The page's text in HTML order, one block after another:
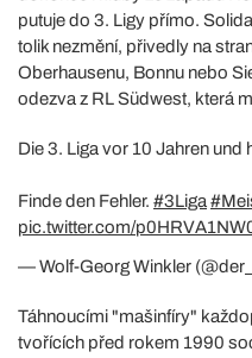
putuje do 3. Ligy přímo.
tolik nezmění, přivedly na
Oberhausenu, Bonnu nebo
odezva z RL Südwest, která
Die 3. Liga vor 10 Jahren und
Finde den Fehler. #3Liga
pic.twitter.com/
— Wolf-Georg Winkler
Táhnoucími "mašinfíry"
tvořících před rokem 1990